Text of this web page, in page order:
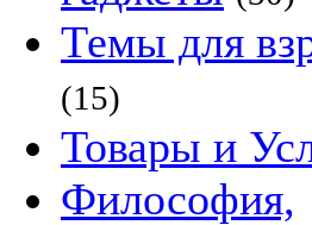
Темы для
(15)
Товары и
Философия,